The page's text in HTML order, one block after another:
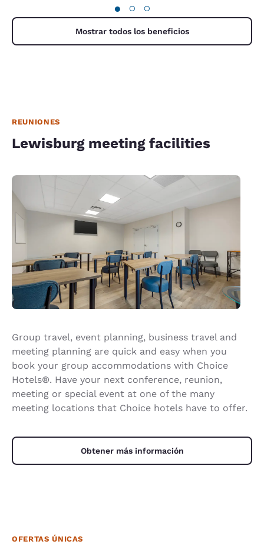
● ○ ○
Mostrar todos los beneficios
REUNIONES
Lewisburg meeting facilities
Group travel, event planning, business travel and
meeting planning are quick and easy when you
book your group accommodations with Choice
Hotels®. Have your next conference, reunion,
meeting or special event at one of the many
meeting locations that Choice hotels have to offer.
Obtener más información
OFERTAS ÚNICAS